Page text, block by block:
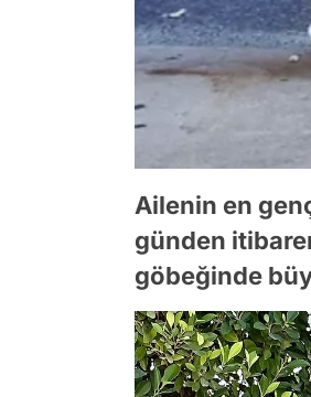
Ailenin en
günden
göbeğinde